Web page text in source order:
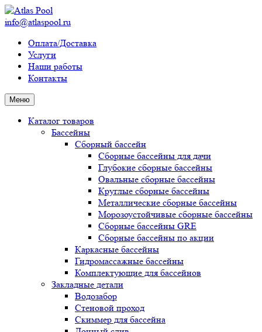
info@atlaspool.ru
Оплата/Доставка
Услуги
Наши работы
Контакты
Меню
Каталог товаров
Бассейны
Сборный бассейн
Сборные бассейны для дачи
Глубокие сборные бассейны
Овальные сборные бассейны
Круглые сборные бассейны
Металлические сборные бассейны
Морозоустойчивые сборные бассейны
Сборные бассейны GRE
Сборные бассейны по акции
Каркасные бассейны
Гидромассажные бассейны
Комплектующие для бассейнов
Закладные детали
Водозабор
Стеновой проход
Скиммер для бассейна